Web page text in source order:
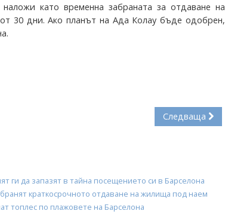
наложи като временна забраната за отдаване на
30 дни. Ако планът на Ада Колау бъде одобрен,
Следваща
ги да запазят в тайна посещението си в Барселона
краткосрочното отдаване на жилища под наем
топлес по плажовете на Барселона